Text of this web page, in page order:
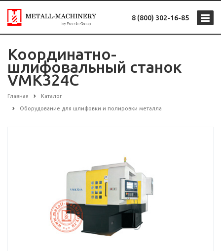
8 (800) 302-16-85
Координатно-
шлифовальный станок
VMK324С
Главная Каталог
Оборудование для шлифовки и полировки металла